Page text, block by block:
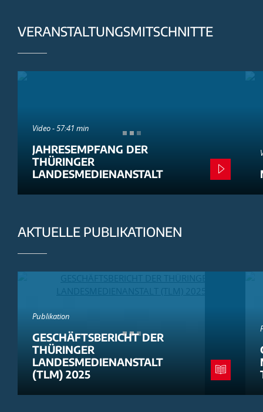
VERANSTALTUNGSMITSCHNITTE
Video - 57:41 min
JAHRESEMPFANG DER
THÜRINGER
LANDESMEDIENANSTALT
AKTUELLE PUBLIKATIONEN
Publikation
GESCHÄFTSBERICHT DER
THÜRINGER
LANDESMEDIENANSTALT
(TLM) 2025